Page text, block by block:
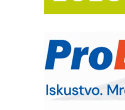
IB
poverenja u
– Pametna
upravljanje
Sigurnije
solarnim
Pranje točkova